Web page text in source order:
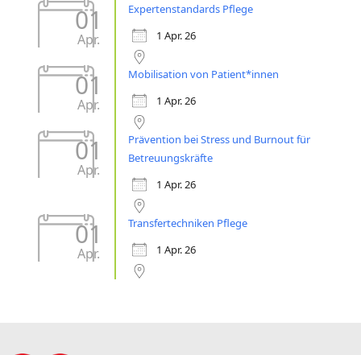
01
Apr.
Expertenstandards Pflege
1 Apr. 26
01
Apr.
Mobilisation von Patient*innen
1 Apr. 26
01
Apr.
Prävention bei Stress und Burnout für
Betreuungskräfte
1 Apr. 26
01
Apr.
Transfertechniken Pflege
1 Apr. 26